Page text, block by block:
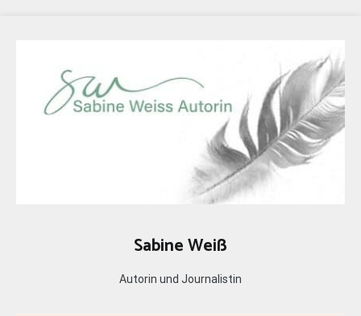
Sabine Weiß
Autorin und Journalistin